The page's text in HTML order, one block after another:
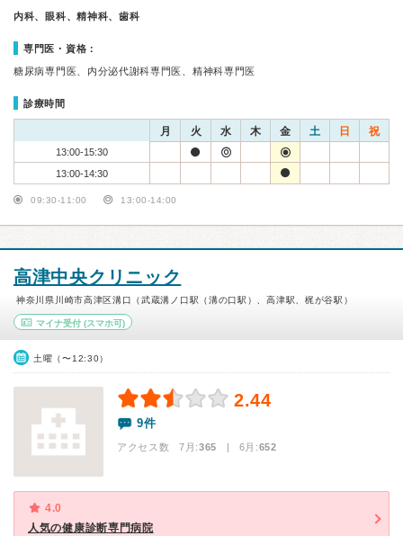
内科、眼科、精神科、歯科
専門医・資格：
糖尿病専門医、内分泌代謝科専門医、精神科専門医
診療時間
月 火 水 木 金 土 日 祝
13:00-15:30
13:00-14:30
09:30-11:00 13:00-14:00
高津中央クリニック
神奈川県川崎市高津区溝口（武蔵溝ノ口駅（溝の口駅）、高津駅、梶が谷駅）
マイナ受付 (スマホ可)
土曜（〜12:30）
2.44
9件
アクセス数 7月:365 | 6月:652
4.0
人気の健康診断専門病院